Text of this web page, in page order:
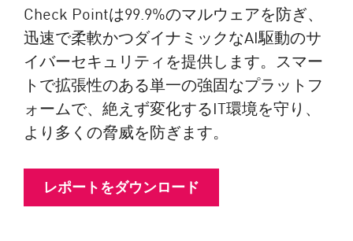
Check Pointは99.9%のマルウェアを防ぎ、
迅速で柔軟かつダイナミックなAI駆動のサ
イバーセキュリティを提供します。スマー
トで拡張性のある単一の強固なプラットフ
ォームで、絶えず変化するIT環境を守り、
より多くの脅威を防ぎます。
レポートをダウンロード